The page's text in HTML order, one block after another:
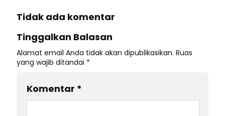
Tidak ada komentar
Tinggalkan Balasan
Alamat email Anda tidak akan dipublikasikan. Ruas
yang wajib ditandai *
Komentar *